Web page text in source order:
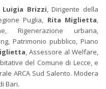
Luigia Brizzi , Dirigente della
Puglia, Rita Miglietta
Rigenerazione urbana,
Patrimonio pubblico, Piano
, Assessore al Welfare,
del Comune di Lecce, e
ARCA Sud Salento. Modera
Bari.